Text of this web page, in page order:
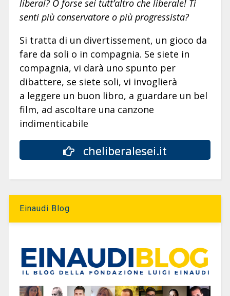
liberal? O forse sei tutt’altro che liberale! Ti
senti più conservatore o più progressista?
Si tratta di un divertissement, un gioco da
fare da soli o in compagnia. Se siete in
compagnia, vi darà uno spunto per
dibattere, se siete soli, vi invoglierà
a leggere un buon libro, a guardare un bel
film, ad ascoltare una canzone
indimenticabile
cheliberalesei.it
Einaudi Blog